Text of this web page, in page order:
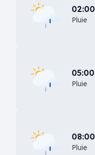
02:00
Pluie
05:00
Pluie
08:00
Pluie